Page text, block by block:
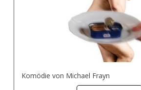
Komödie von Michael Frayn